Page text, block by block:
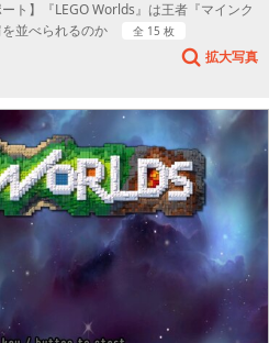
ート】『LEGO Worlds』は王者『マインク
並べられるのか
全 15 枚
拡大写真